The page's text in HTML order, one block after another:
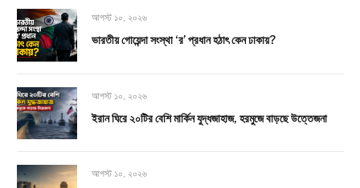
আগস্ট ১০, ২০২৬
ভারতীয় গোয়েন্দা সংস্থা ‘র’ প্রধান হঠাৎ কেন ঢাকায়?
আগস্ট ১০, ২০২৬
ইরান ঘিরে ২০টির বেশি মার্কিন যুদ্ধজাহাজ, হরমুজে বাড়ছে উত্তেজনা
আগস্ট ১০, ২০২৬